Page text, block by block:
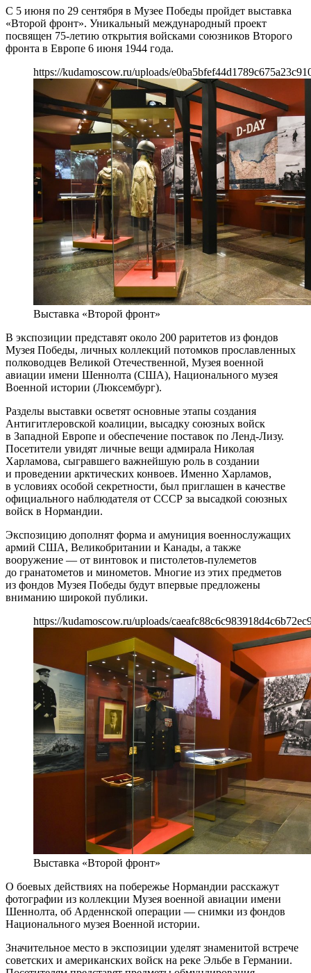
С 5 июня по 29 сентября в Музее Победы пройдет выставка
«Второй фронт». Уникальный международный проект
посвящен 75-летию открытия войсками союзников Второго
фронта в Европе 6 июня 1944 года.
https://kudamoscow.ru/uploads/
Выставка «Второй фронт»
В экспозиции представят около 200 раритетов из фондов
Музея Победы, личных коллекций потомков прославленных
полководцев Великой Отечественной, Музея военной
авиации имени Шеннолта (США), Национального музея
Военной истории (Люксембург).
Разделы выставки осветят основные этапы создания
Антигитлеровской коалиции, высадку союзных войск
в Западной Европе и обеспечение поставок по Ленд-Лизу.
Посетители увидят личные вещи адмирала Николая
Харламова, сыгравшего важнейшую роль в создании
и проведении арктических конвоев. Именно Харламов,
в условиях особой секретности, был приглашен в качестве
официального наблюдателя от СССР за высадкой союзных
войск в Нормандии.
Экспозицию дополнят форма и амуниция военнослужащих
армий США, Великобритании и Канады, а также
вооружение — от винтовок и пистолетов-пулеметов
до гранатометов и минометов. Многие из этих предметов
из фондов Музея Победы будут впервые предложены
вниманию широкой публики.
https://kudamoscow.ru/uploads/
Выставка «Второй фронт»
О боевых действиях на побережье Нормандии расскажут
фотографии из коллекции Музея военной авиации имени
Шеннолта, об Арденнской операции — снимки из фондов
Национального музея Военной истории.
Значительное место в экспозиции уделят знаменитой встрече
советских и американских войск на реке Эльбе в Германии.